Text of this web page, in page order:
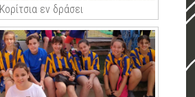
Κορίτσια εν δράσει